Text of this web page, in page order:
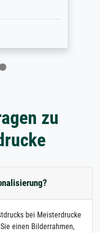
zu
bei Meisterdrucke
einen Bilderrahmen,